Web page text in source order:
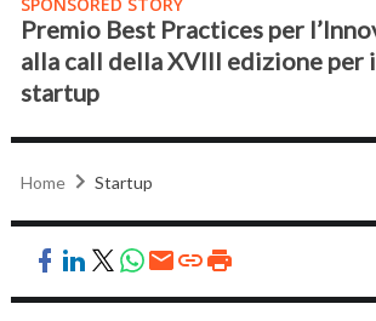
Premio Best Practices per
alla call della XVIII edizione per
startup
Home Startup